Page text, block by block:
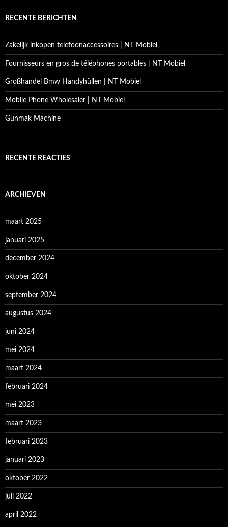
RECENTE BERICHTEN
Zakelijk inkopen telefoonaccessoires | NT Mobiel
Fournisseurs en gros de téléphones portables | NT Mobiel
Großhandel Bmw Handyhüllen | NT Mobiel
Mobile Phone Wholesaler | NT Mobiel
Gunmak Machine
RECENTE REACTIES
ARCHIEVEN
maart 2025
januari 2025
december 2024
oktober 2024
september 2024
augustus 2024
juni 2024
mei 2024
maart 2024
februari 2024
mei 2023
maart 2023
februari 2023
januari 2023
oktober 2022
juli 2022
april 2022